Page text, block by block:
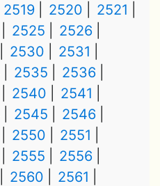
2519 2520
2521
2525
2526
2530
2531
2535
2536
2540
2541
2545
2546
2550
2551
2555
2556
2560
2561